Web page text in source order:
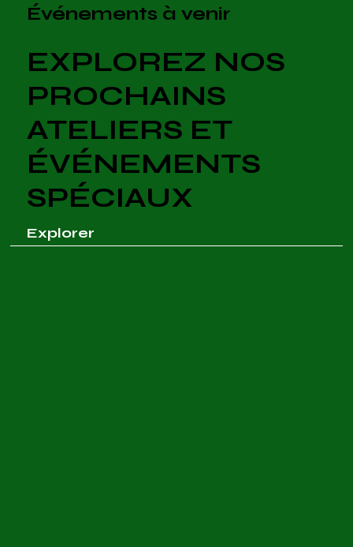
Événements à venir
EXPLOREZ NOS
PROCHAINS
ATELIERS ET
ÉVÉNEMENTS
SPÉCIAUX
Explorer